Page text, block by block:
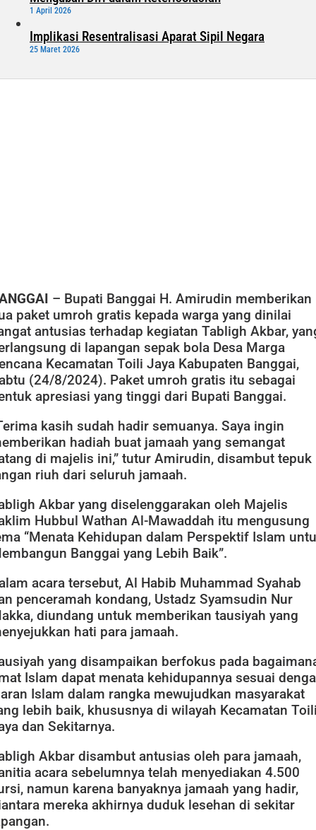
1 April 2026
Implikasi Resentralisasi Aparat Sipil Negara
25 Maret 2026
– Bupati Banggai H. Amirudin memberikan
paket umroh gratis kepada warga yang dinilai
antusias terhadap kegiatan Tabligh Akbar,
di lapangan sepak bola Desa Marga
Kecamatan Toili Jaya Kabupaten Banggai,
(24/8/2024). Paket umroh gratis itu sebagai
apresiasi yang tinggi dari Bupati Banggai.
kasih sudah hadir semuanya. Saya ingin
hadiah buat jamaah yang semangat
di majelis ini,” tutur Amirudin, disambut tepuk
riuh dari seluruh jamaah.
Akbar yang diselenggarakan oleh Majelis
Hubbul Wathan Al-Mawaddah itu mengusung
“Menata Kehidupan dalam Perspektif Islam
Banggai yang Lebih Baik”.
acara tersebut, Al Habib Muhammad Syahab
penceramah kondang, Ustadz Syamsudin Nur
diundang untuk memberikan tausiyah yang
hati para jamaah.
yang disampaikan berfokus pada
Islam dapat menata kehidupannya sesuai
Islam dalam rangka mewujudkan masyarakat
lebih baik, khususnya di wilayah Kecamatan
dan Sekitarnya.
Akbar disambut antusias oleh para jamaah,
acara sebelumnya telah menyediakan 4.500
namun karena banyaknya jamaah yang hadir,
mereka akhirnya duduk lesehan di sekitar